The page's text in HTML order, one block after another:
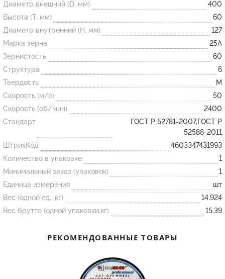
Огнеупорные
изделия
Скачать каталог
Тигель
Муфель
Черпак
Шербер
Трубка
Стержень
Пробка
Подставка
Лодочка
Контакт
Огнеупорная SiC смесь
Диаметр внешний (D, мм)
400
Высота (T, мм)
60
Диаметр внутренний (H, мм)
127
Марка зерна
25А
Зернистость
60
Структура
6
Твердость
M
Скорость (м/с)
50
Скорость (об/мин)
2400
Стандарт
ГОСТ Р 52781-2007,ГОСТ Р
52588-2011
ШтрихКод
4603347431993
Количество в упаковке
1
Минимальный заказ (упаковок)
1
Единица измерения
шт
Вес (одной ед., кг)
14.924
Вес брутто (одной упаковки,кг)
15.39
РЕКОМЕНДОВАННЫЕ ТОВАРЫ